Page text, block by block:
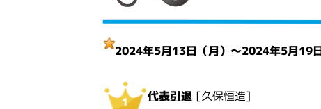
2024年5月13日（月）～2024年5月19日
代表引退 [久保恒造]